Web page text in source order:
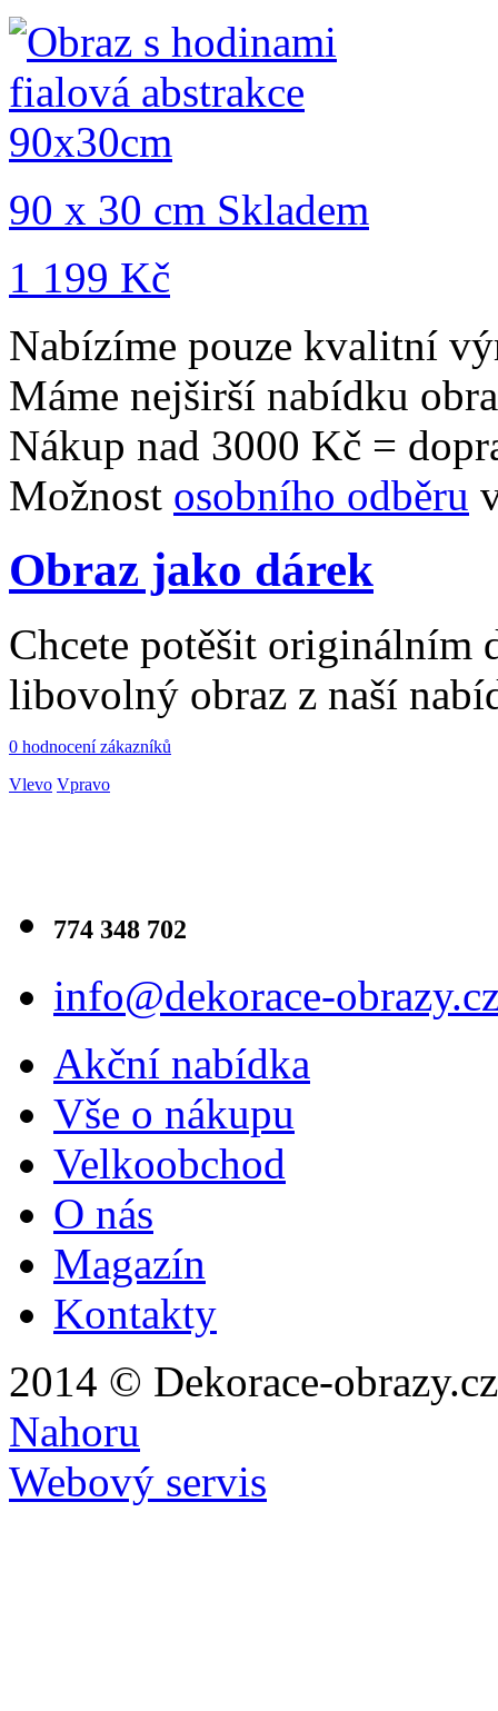
90 x 30 cm Skladem
1 199 Kč
Nabízíme pouze kvalitní
Máme nejširší nabídku
Nákup nad 3000 Kč =
Možnost osobního odběru
Obraz jako dárek
Chcete potěšit originálním
libovolný obraz z naší
0 hodnocení zákazníků
Vlevo Vpravo
774 348 702
info@dekorace-
Akční nabídka
Vše o nákupu
Velkoobchod
O nás
Magazín
Kontakty
2014 © Dekorace-obrazy.cz
Nahoru
Webový servis